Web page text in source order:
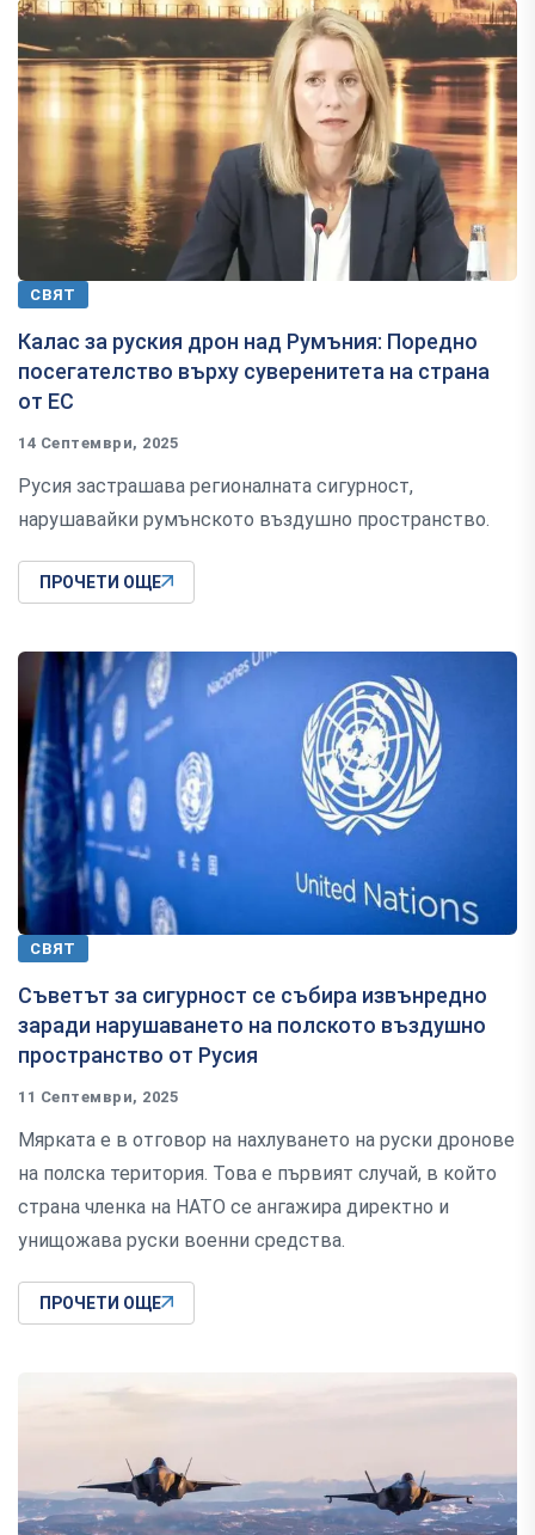
СВЯТ
Калас за руския дрон над Румъния: Поредно
посегателство върху суверенитета на страна
от ЕС
14 Септември, 2025
Русия застрашава регионалната сигурност,
нарушавайки румънското въздушно пространство.
ПРОЧЕТИ ОЩЕ
СВЯТ
Съветът за сигурност се събира извънредно
заради нарушаването на полското въздушно
пространство от Русия
11 Септември, 2025
Мярката е в отговор на нахлуването на руски дронове
на полска територия. Това е първият случай, в който
страна членка на НАТО се ангажира директно и
унищожава руски военни средства.
ПРОЧЕТИ ОЩЕ